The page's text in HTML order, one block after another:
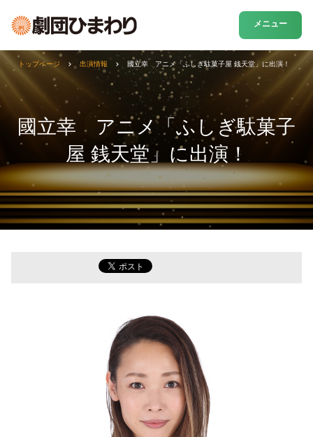
メニュー
國立幸 アニメ「ふしぎ駄菓子
屋 銭天堂」に出演！
トップページ 出演情報 國立幸 アニメ「ふしぎ駄菓子屋 銭天堂」に出演！